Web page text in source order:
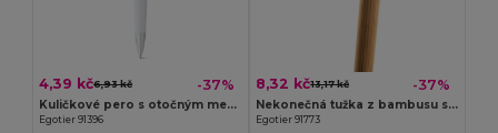
4,39 kč6,93 kč -37%
Kuličkové pero s otočným mechanismem a klipem
Egotier 91396
8,32 kč13,17 kč -37%
Nekonečná tužka z bambusu s hrotem ze grafitem
Egotier 91773